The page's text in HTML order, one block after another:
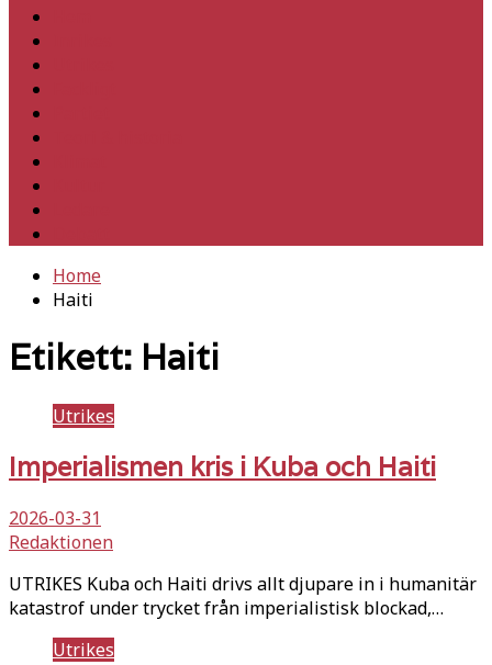
Home
Haiti
Etikett: Haiti
Utrikes
Imperialismen kris i Kuba och Haiti
2026-03-31
Redaktionen
UTRIKES Kuba och Haiti drivs allt djupare in i humanitär
katastrof under trycket från imperialistisk blockad,…
Utrikes